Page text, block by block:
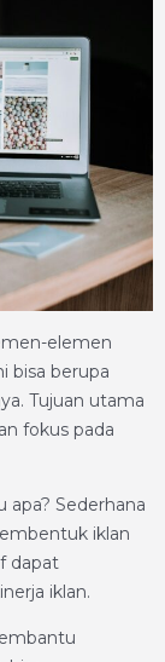
elemen
bisa berupa
Tujuan utama
fokus pada
apa? Sederhana
iklan
dapat
iklan.